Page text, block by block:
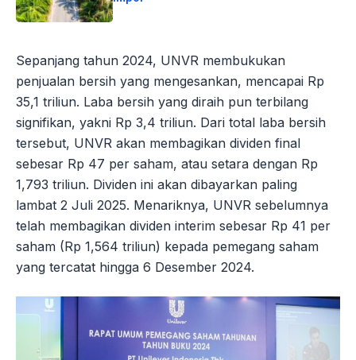
Sepanjang tahun 2024, UNVR membukukan
penjualan bersih yang mengesankan, mencapai Rp
35,1 triliun. Laba bersih yang diraih pun terbilang
signifikan, yakni Rp 3,4 triliun. Dari total laba bersih
tersebut, UNVR akan membagikan dividen final
sebesar Rp 47 per saham, atau setara dengan Rp
1,793 triliun. Dividen ini akan dibayarkan paling
lambat 2 Juli 2025. Menariknya, UNVR sebelumnya
telah membagikan dividen interim sebesar Rp 41 per
saham (Rp 1,564 triliun) kepada pemegang saham
yang tercatat hingga 6 Desember 2024.